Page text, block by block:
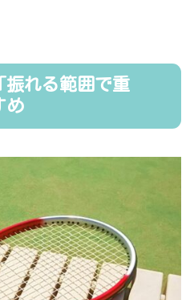
振れる範囲で重
め